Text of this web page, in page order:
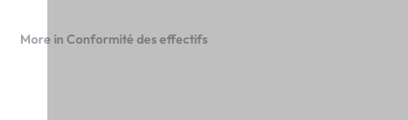
More in Conformité des effectifs